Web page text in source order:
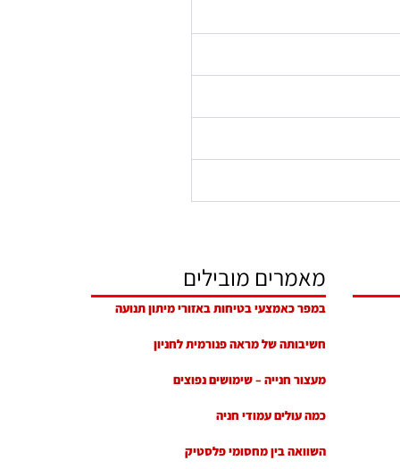
מאמרים מובילים
במפר כאמצעי בטיחות באזורי מיתון תנועה
חשיבותה של מראה פנורמית לחניון
מעצור חנייה – שימושים נפוצים
כמה עולים עמודי חניה
השוואה בין מחסומי פלסטיק